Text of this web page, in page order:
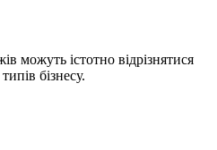
можуть істотно відрізнятися
бізнесу.